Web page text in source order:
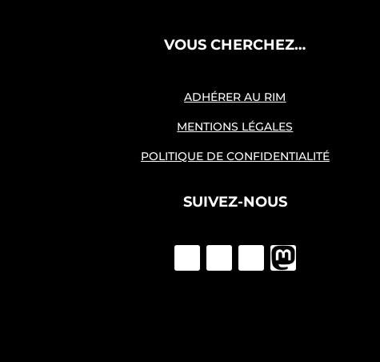
VOUS CHERCHEZ…
ADHÉRER AU RIM
MENTIONS LÉGALES
POLITIQUE DE CONFIDENTIALITÉ
SUIVEZ-NOUS